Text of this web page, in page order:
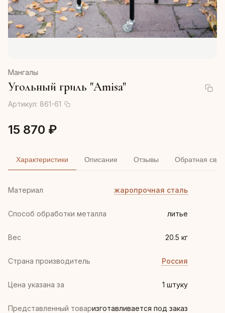
Мангалы
Угольный гриль "Amisa"
Артикул: 861-61
15 870 ₽
Характеристики Описание Отзывы Обратная
Материал жаропрочная сталь
Способ обработки металла литье
Вес 20.5 кг
Страна производитель Россия
Цена указана за 1 штуку
Представленный товаризготавливается под заказ